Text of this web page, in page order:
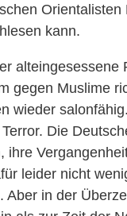
Orientalisten
kann.
alteingesessene
gegen Muslime
wieder
Die
ihre
leider nicht
Aber in der